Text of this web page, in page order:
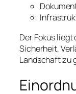
Der Fokus
Sicherheit,
Landschaft zu